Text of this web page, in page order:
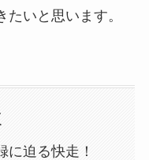
いと思います。
に迫る快走！